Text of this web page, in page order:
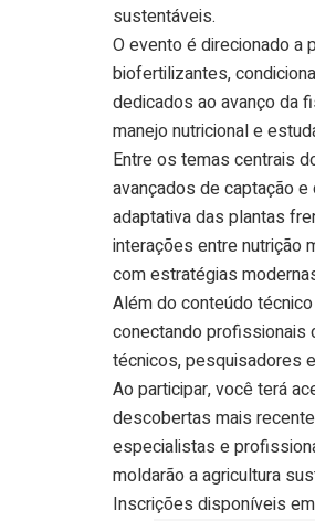
sustentáveis.
O evento é direcionado a
biofertilizantes,
dedicados ao avanço da
manejo nutricional e
Entre os temas centrais
avançados de captação
adaptativa das plantas
interações entre nutrição
com estratégias
Além do conteúdo
conectando profissionais
técnicos, pesquisadores
Ao participar, você terá
descobertas mais
especialistas e
moldarão a agricultura
Inscrições disponíveis em